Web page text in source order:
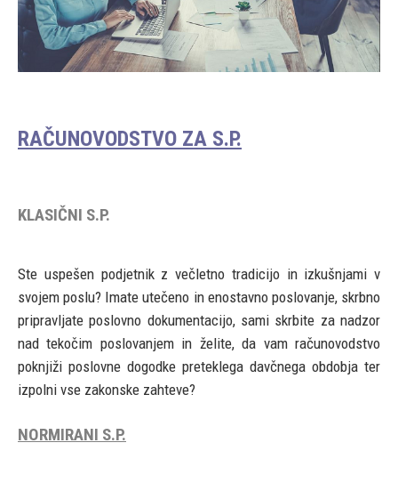
RAČUNOVODSTVO ZA S.P.
KLASIČNI S.P.
Ste uspešen podjetnik z večletno tradicijo in izkušnjami v
svojem poslu? Imate utečeno in enostavno poslovanje, skrbno
pripravljate poslovno dokumentacijo, sami skrbite za nadzor
nad tekočim poslovanjem in želite, da vam računovodstvo
poknjiži poslovne dogodke preteklega davčnega obdobja ter
izpolni vse zakonske zahteve?
NORMIRANI S.P.